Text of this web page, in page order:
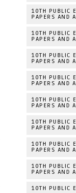
10TH PUBLIC
PAPERS AND
10TH PUBLIC
PAPERS AND
10TH PUBLIC
PAPERS AND
10TH PUBLIC
PAPERS AND
10TH PUBLIC
PAPERS AND
10TH PUBLIC
PAPERS AND
10TH PUBLIC
PAPERS AND
10TH PUBLIC
PAPERS AND
10TH PUBLIC